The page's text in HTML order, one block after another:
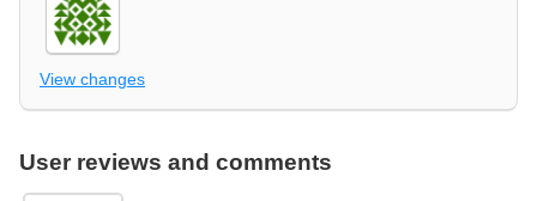
View changes
User reviews and comments